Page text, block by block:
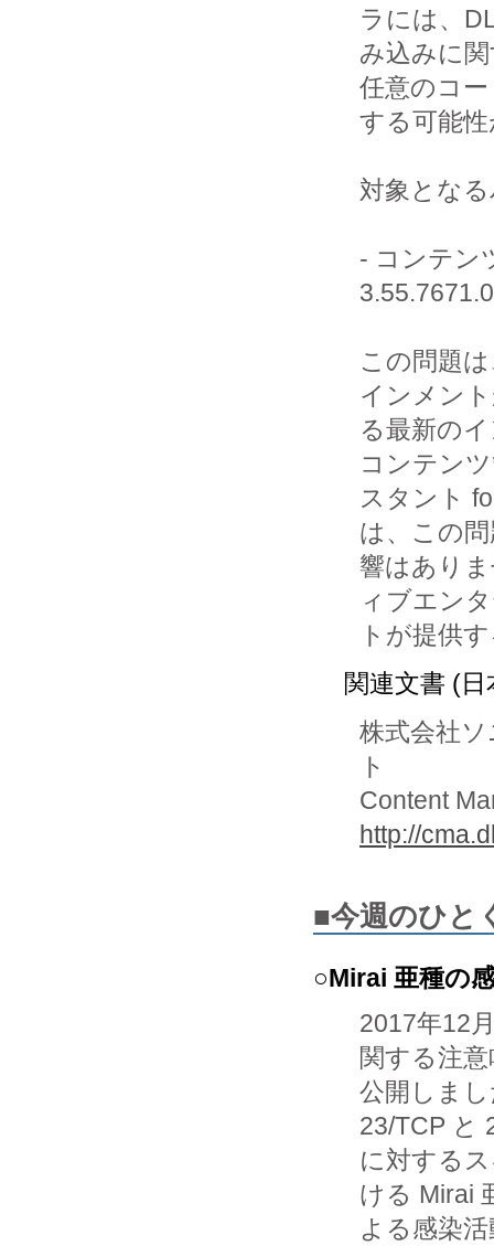
ラには、
み込みに
任意のコ
する可能
対象とな
- コンテン
この問題
インメン
る最新の
コンテン
スタント
は、この
響はあり
ィブエン
トが提供
関連文書 (日
株式会社
ト
Content
http://
■今週のひと
○Mirai 亜種の
2017年12
関する注
公開しま
23/TCP と
に対する
ける Mirai
よる感染